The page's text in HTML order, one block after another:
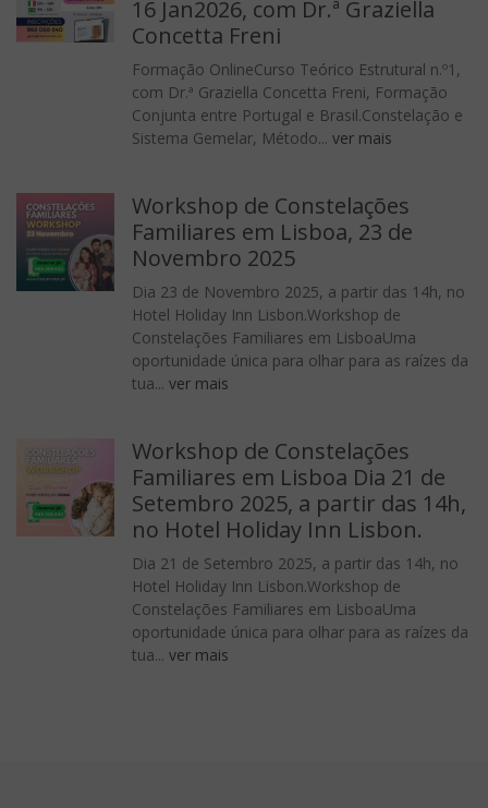
16 Jan2026, com Dr.ª Graziella
Concetta Freni
Formação OnlineCurso Teórico Estrutural n.º1,
com Dr.ª Graziella Concetta Freni, Formação
Conjunta entre Portugal e Brasil.Constelação e
Sistema Gemelar, Método... ver mais
Workshop de Constelações
Familiares em Lisboa, 23 de
Novembro 2025
Dia 23 de Novembro 2025, a partir das 14h, no
Hotel Holiday Inn Lisbon.Workshop de
Constelações Familiares em LisboaUma
oportunidade única para olhar para as raízes da
tua... ver mais
Workshop de Constelações
Familiares em Lisboa Dia 21 de
Setembro 2025, a partir das 14h,
no Hotel Holiday Inn Lisbon.
Dia 21 de Setembro 2025, a partir das 14h, no
Hotel Holiday Inn Lisbon.Workshop de
Constelações Familiares em LisboaUma
oportunidade única para olhar para as raízes da
tua... ver mais